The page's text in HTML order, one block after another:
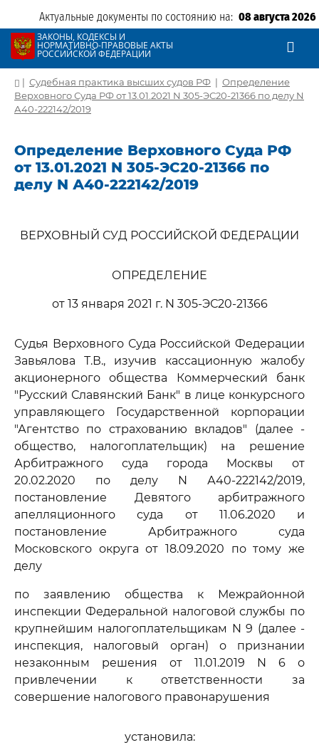
Актуальные документы по состоянию на: 08 августа 2026
ЗАКОНЫ, КОДЕКСЫ И
НОРМАТИВНО-ПРАВОВЫЕ АКТЫ
РОССИЙСКОЙ ФЕДЕРАЦИИ
| Судебная практика высших судов РФ | Определение
Верховного Суда РФ от 13.01.2021 N 305-ЭС20-21366 по делу N
А40-222142/2019
Определение Верховного Суда РФ
от 13.01.2021 N 305-ЭС20-21366 по
делу N А40-222142/2019
ВЕРХОВНЫЙ СУД РОССИЙСКОЙ ФЕДЕРАЦИИ
ОПРЕДЕЛЕНИЕ
от 13 января 2021 г. N 305-ЭС20-21366
Судья Верховного Суда Российской Федерации
Завьялова Т.В., изучив кассационную жалобу
акционерного общества Коммерческий банк
"Русский Славянский Банк" в лице конкурсного
управляющего Государственной корпорации
"Агентство по страхованию вкладов" (далее -
общество, налогоплательщик) на решение
Арбитражного суда города Москвы от
20.02.2020 по делу N А40-222142/2019,
постановление Девятого арбитражного
апелляционного суда от 11.06.2020 и
постановление Арбитражного суда
Московского округа от 18.09.2020 по тому же
делу
по заявлению общества к Межрайонной
инспекции Федеральной налоговой службы по
крупнейшим налогоплательщикам N 9 (далее -
инспекция, налоговый орган) о признании
незаконным решения от 11.01.2019 N 6 о
привлечении к ответственности за
совершение налогового правонарушения
установила: